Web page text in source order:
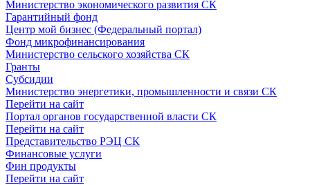
Министерство экономического развития СК
Гарантийный фонд
Центр мой бизнес (Федеральный портал)
Фонд микрофинансирования
Министерство сельского хозяйства СК
Гранты
Субсидии
Министерство энергетики, промышленности и связи СК
Перейти на сайт
Портал органов государственной власти СК
Перейти на сайт
Представительство РЭЦ СК
Финансовые услуги
Фин продукты
Перейти на сайт